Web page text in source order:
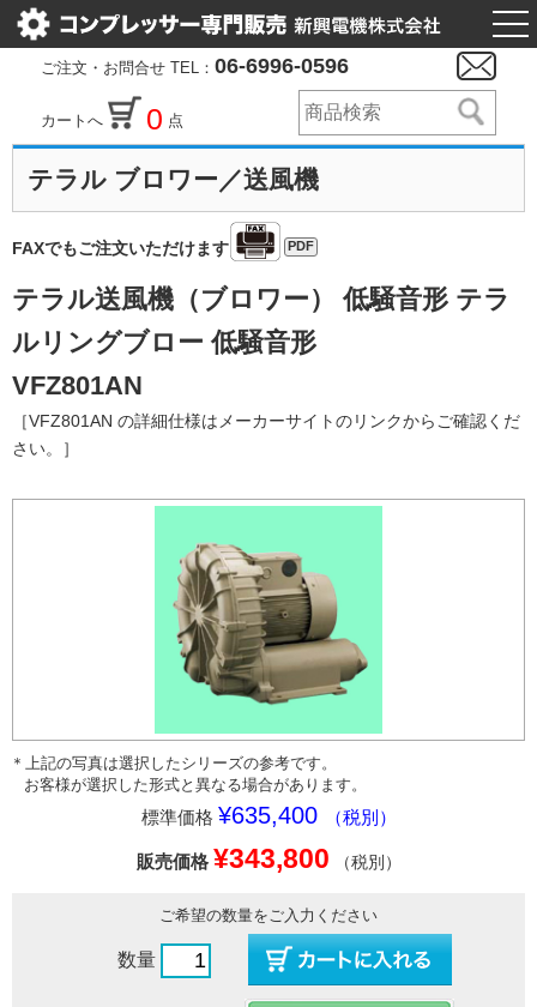
ご注文・お問合せ TEL： 06-6996-0596
カートへ 0 点
テラル ブロワー／送風機
FAXでもご注文いただけます PDF
テラル送風機（ブロワー） 低騒音形 テラ
ルリングブロー 低騒音形
VFZ801AN
［VFZ801AN の詳細仕様はメーカーサイトのリンクからご確認くだ
さい。］
＊上記の写真は選択したシリーズの参考です。
お客様が選択した形式と異なる場合があります。
標準価格 ¥635,400 （税別）
販売価格 ¥343,800 （税別）
ご希望の数量をご入力ください
数量